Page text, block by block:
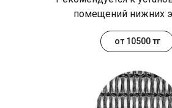
помещений нижних
от 10500 тг